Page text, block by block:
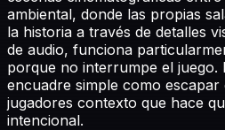
ambiental, donde las propias
la historia a través de detalles
de audio, funciona
porque no interrumpe el juego.
encuadre simple como escapar
jugadores contexto que hace
intencional.